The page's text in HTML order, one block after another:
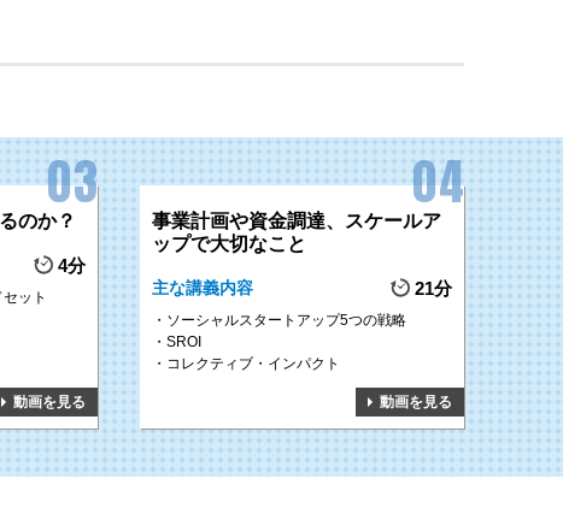
のか？
4分
ット
動画を見る
事業計画や資金調達、スケールア
ップで大切なこと
主な講義内容 21分
ソーシャルスタートアップ5つの戦略
SROI
コレクティブ・インパクト
動画を見る